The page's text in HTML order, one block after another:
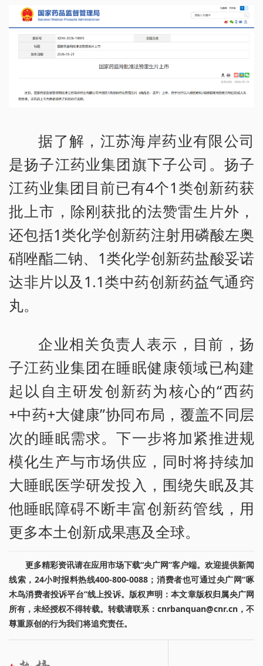
据了解，江苏海岸药业有限公司
是扬子江药业集团旗下子公司。扬子
江药业集团目前已有4个1类创新药获
批上市，除刚获批的法赞雷生片外，
还包括1类化学创新药注射用磷酸左奥
硝唑酯二钠、1类化学创新药盐酸妥诺
达非片以及1.1类中药创新药益气通窍
丸。
企业相关负责人表示，目前，扬
子江药业集团在睡眠健康领域已构建
起以自主研发创新药为核心的“西药
+中药+大健康”协同布局，覆盖不同层
次的睡眠需求。下一步将加紧推进规
模化生产与市场供应，同时将持续加
大睡眠医学研发投入，围绕失眠及其
他睡眠障碍不断丰富创新药管线，用
更多本土创新成果惠及全球。
更多精彩资讯请在应用市场下载“央广网”客户端。欢迎提供新闻
线索，24小时报料热线400-800-0088；消费者也可通过央广网“啄
木鸟消费者投诉平台”线上投诉。版权声明：本文章版权归属央广网
所有，未经授权不得转载。转载请联系：cnrbanquan@cnr.cn，不
尊重原创的行为我们将追究责任。